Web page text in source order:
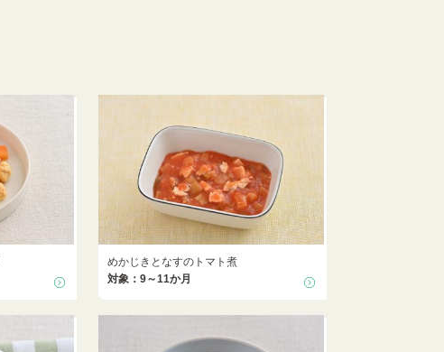
めかじきとなすのトマト煮
対象：9～11か月